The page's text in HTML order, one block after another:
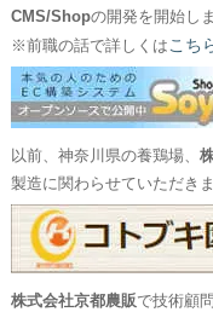
CMS/Shopの開発を開始し
※前職の話で詳しくは こち
以前、神奈川県の養鶏場、
製造に関わらせていただきま
株式会社京都農販で技術顧